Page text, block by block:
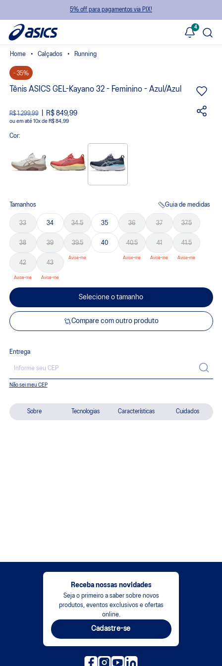
5% off para pagamentos via PIX!
4
Sobre Tecnologias Características Cuidados
Calçados Running
- 35%
Tênis ASICS GEL-Kayano 32 - Feminino - Azul/Azul
R$ 1.299,99 R$ 849,99
ou 10xde R$ 84,99
Cor:
Tamanhos Guia de medidas
33 34 34.5 35 36 37 37.5
38 39 39.5 40 40.5 41 41.5
42 43
Selecione o tamanho
Compare com outro produto
Entrega
Não sei meu CEP
Receba nossas novidades
Seja o primeiro a saber sobre novos
produtos, eventos exclusivos e ofertas
online.
Cadastre-se